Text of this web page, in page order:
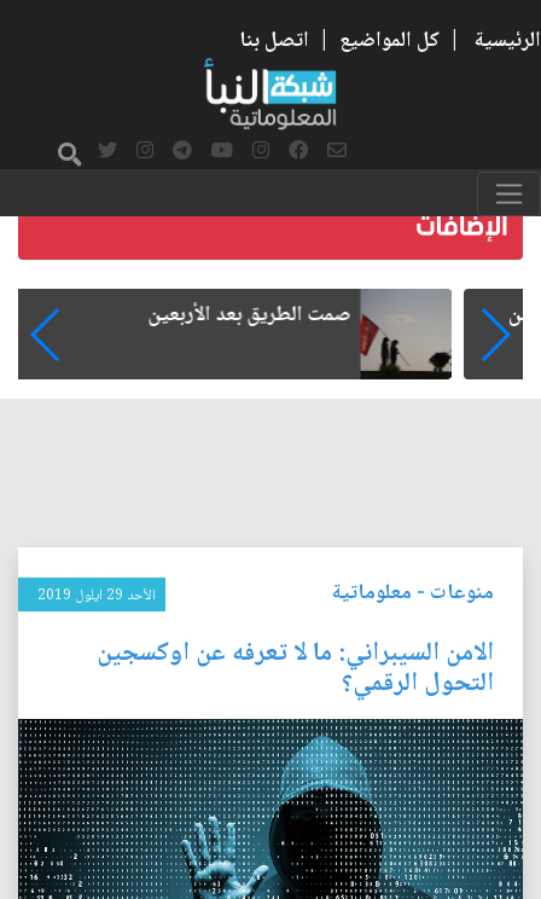
الرئيسية | كل المواضيع | اتصل بنا
صمت الطريق بعد الأربعين
منوعات - معلوماتية الأحد 29 ايلول 2019
الامن السيبراني: ما لا تعرفه عن اوكسجين
التحول الرقمي؟